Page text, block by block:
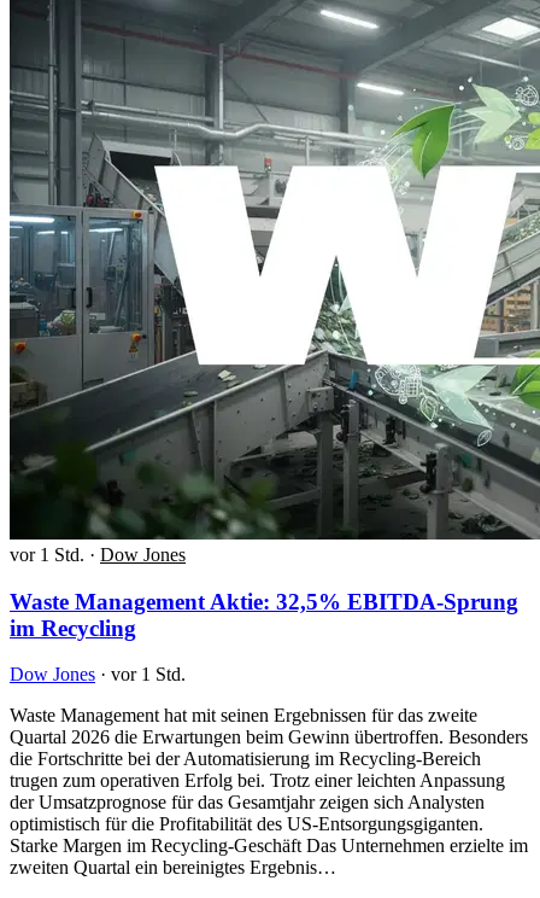
vor 1 Std. · Dow Jones
Waste Management Aktie: 32,5% EBITDA-Sprung
im Recycling
Dow Jones · vor 1 Std.
Waste Management hat mit seinen Ergebnissen für das zweite
Quartal 2026 die Erwartungen beim Gewinn übertroffen. Besonders
die Fortschritte bei der Automatisierung im Recycling-Bereich
trugen zum operativen Erfolg bei. Trotz einer leichten Anpassung
der Umsatzprognose für das Gesamtjahr zeigen sich Analysten
optimistisch für die Profitabilität des US-Entsorgungsgiganten.
Starke Margen im Recycling-Geschäft Das Unternehmen erzielte im
zweiten Quartal ein bereinigtes Ergebnis…